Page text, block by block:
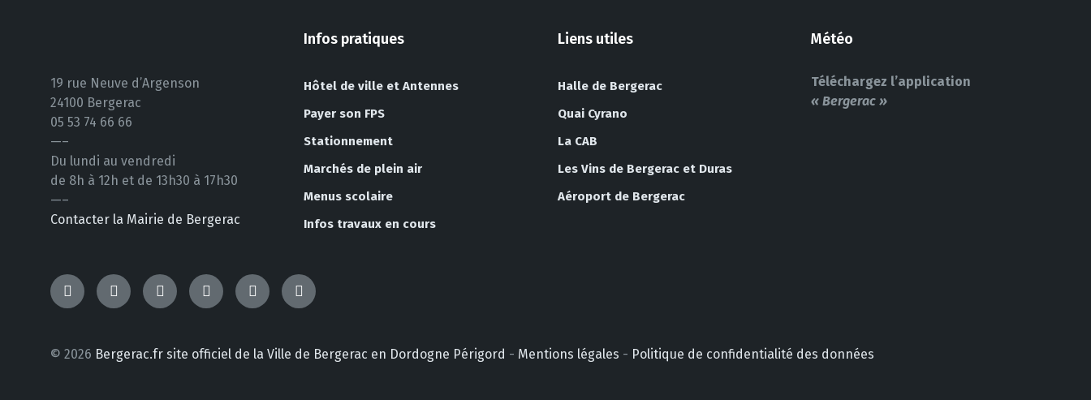
19 rue Neuve d’Argenson
24100 Bergerac
05 53 74 66 66
—–
Du lundi au vendredi
de 8h à 12h et de 13h30 à 17h30
—–
Contacter la Mairie de Bergerac
Infos pratiques
Hôtel de ville et Antennes
Payer son FPS
Stationnement
Marchés de plein air
Menus scolaire
Infos travaux en cours
Liens utiles
Halle de Bergerac
Quai Cyrano
La CAB
Les Vins de Bergerac et Duras
Aéroport de Bergerac
Météo
Téléchargez l’application
« Bergerac »
TikTok MessengerFacebook InstagramYouTube LinkedIn
© 2026 Bergerac.fr site officiel de la Ville de Bergerac en Dordogne Périgord - Mentions légales - Politique de confidentialité des données